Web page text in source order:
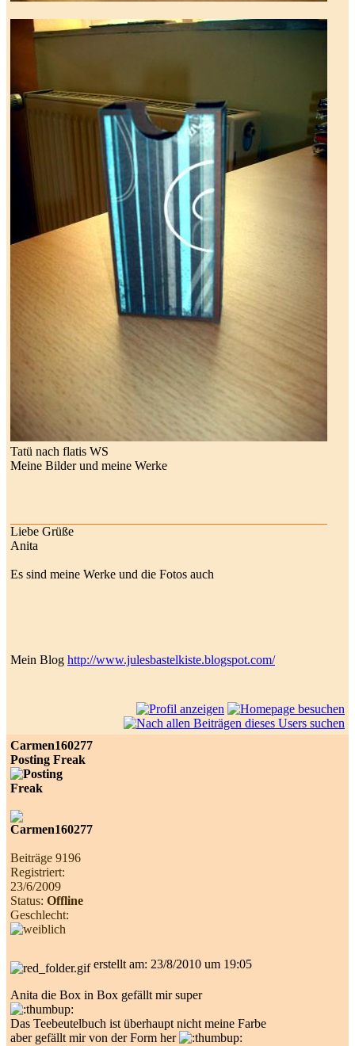
Tatü nach flatis WS
Meine Bilder und meine Werke
Liebe Grüße
Anita
Es sind meine Werke und die Fotos auch
Mein Blog http://www.julesbastelkiste.blogspot.com/
Carmen160277
Posting Freak
Beiträge 9196
Registriert:
23/6/2009
Status: Offline
Geschlecht:
erstellt am: 23/8/2010 um 19:05
Anita die Box in Box gefällt mir super
Das Teebeutelbuch ist überhaupt nicht meine Farbe
aber gefällt mir von der Form her